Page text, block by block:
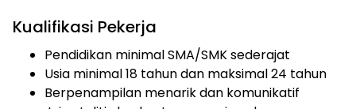
Kualifikasi Pekerja
Pendidikan minimal SMA/SMK sederajat
Usia minimal 18 tahun dan maksimal 24 tahun
Berpenampilan menarik dan komunikatif